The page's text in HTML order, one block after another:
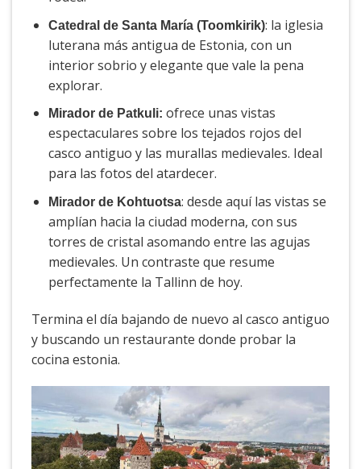
Catedral de Santa María (Toomkirik): la iglesia
luterana más antigua de Estonia, con un
interior sobrio y elegante que vale la pena
explorar.
Mirador de Patkuli: ofrece unas vistas
espectaculares sobre los tejados rojos del
casco antiguo y las murallas medievales. Ideal
para las fotos del atardecer.
Mirador de Kohtuotsa: desde aquí las vistas se
amplían hacia la ciudad moderna, con sus
torres de cristal asomando entre las agujas
medievales. Un contraste que resume
perfectamente la Tallinn de hoy.
Termina el día bajando de nuevo al casco antiguo
y buscando un restaurante donde probar la
cocina estonia.